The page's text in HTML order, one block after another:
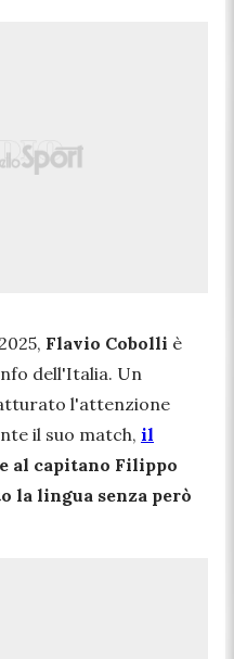
Flavio Cobolli è
dell'Italia. Un
l'attenzione
il suo match, il
al capitano Filippo
la lingua senza però